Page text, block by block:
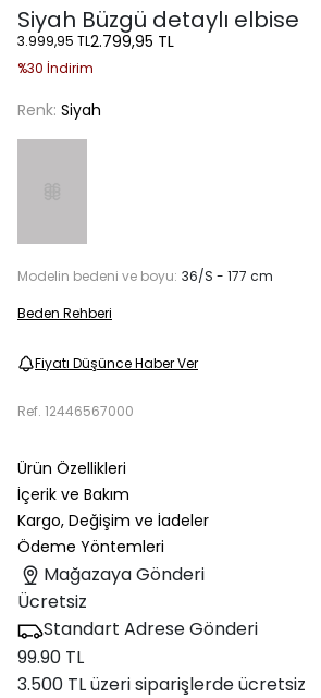
Siyah Büzgü detaylı elbise
3.999,95 TL2.799,95 TL
%30 İndirim
Renk: Siyah
Modelin bedeni ve boyu: 36/S - 177 cm
Beden Rehberi
Fiyatı Düşünce Haber Ver
Ref. 12446567000
Ürün Özellikleri
İçerik ve Bakım
Kargo, Değişim ve İadeler
Ödeme Yöntemleri
Mağazaya Gönderi
Ücretsiz
Standart Adrese Gönderi
99.90 TL
3.500 TL üzeri siparişlerde ücretsiz